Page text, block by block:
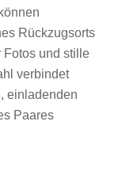
Rückzugsorts
Fotos und stille
verbindet
einladenden
Paares